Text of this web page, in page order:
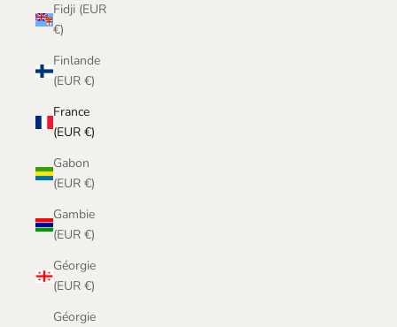
Fidji (EUR
€)
Finlande
(EUR €)
France
(EUR €)
Gabon
(EUR €)
Gambie
(EUR €)
Géorgie
(EUR €)
Géorgie